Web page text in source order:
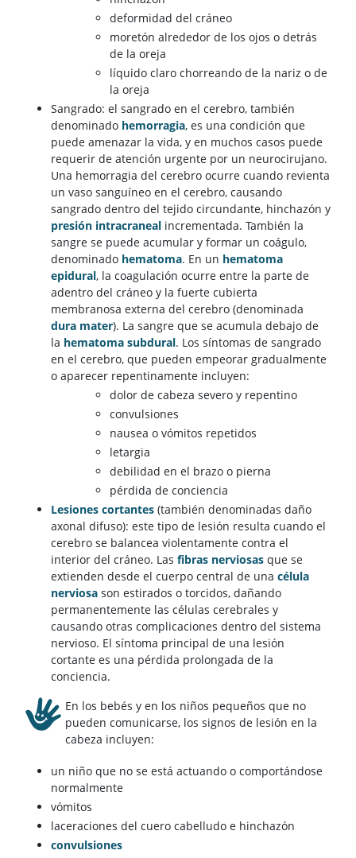
deformidad del cráneo
moretón alrededor de los ojos o detrás
de la oreja
líquido claro chorreando de la nariz o de
la oreja
Sangrado: el sangrado en el cerebro, también
denominado hemorragia, es una condición que
puede amenazar la vida, y en muchos casos puede
requerir de atención urgente por un neurocirujano.
Una hemorragia del cerebro ocurre cuando revienta
un vaso sanguíneo en el cerebro, causando
sangrado dentro del tejido circundante, hinchazón y
presión intracraneal incrementada. También la
sangre se puede acumular y formar un coágulo,
denominado hematoma. En un hematoma
epidural, la coagulación ocurre entre la parte de
adentro del cráneo y la fuerte cubierta
membranosa externa del cerebro (denominada
dura mater). La sangre que se acumula debajo de
la hematoma subdural. Los síntomas de sangrado
en el cerebro, que pueden empeorar gradualmente
o aparecer repentinamente incluyen:
dolor de cabeza severo y repentino
convulsiones
nausea o vómitos repetidos
letargia
debilidad en el brazo o pierna
pérdida de conciencia
Lesiones cortantes (también denominadas daño
axonal difuso): este tipo de lesión resulta cuando el
cerebro se balancea violentamente contra el
interior del cráneo. Las fibras nerviosas que se
extienden desde el cuerpo central de una célula
nerviosa son estirados o torcidos, dañando
permanentemente las células cerebrales y
causando otras complicaciones dentro del sistema
nervioso. El síntoma principal de una lesión
cortante es una pérdida prolongada de la
conciencia.
En los bebés y en los niños pequeños que no
pueden comunicarse, los signos de lesión en la
cabeza incluyen:
un niño que no se está actuando o comportándose
normalmente
vómitos
laceraciones del cuero cabelludo e hinchazón
convulsiones